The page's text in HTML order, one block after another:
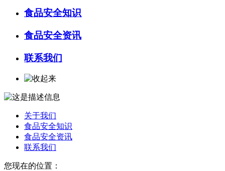
食品安全知识
食品安全资讯
联系我们
关于我们
食品安全知识
食品安全资讯
联系我们
您现在的位置：